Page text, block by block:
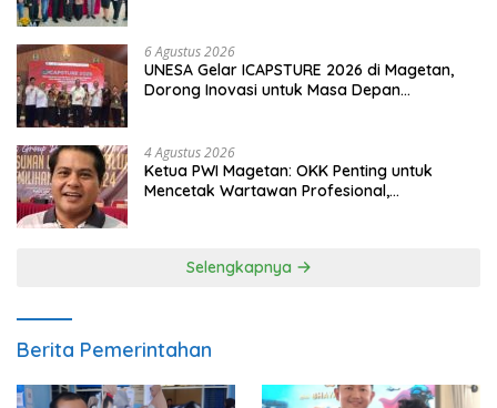
6 Agustus 2026
UNESA Gelar ICAPSTURE 2026 di Magetan,
Dorong Inovasi untuk Masa Depan
4 Agustus 2026
Ketua PWI Magetan: OKK Penting untuk
Mencetak Wartawan Profesional,
Selengkapnya
Berita Pemerintahan